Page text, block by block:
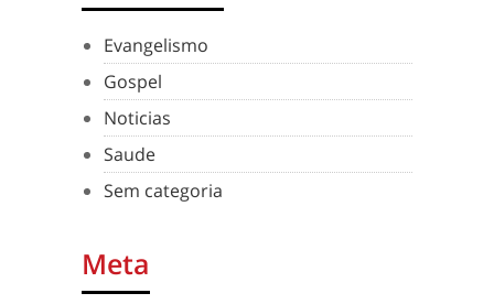
Evangelismo
Gospel
Noticias
Saude
Sem categoria
Meta